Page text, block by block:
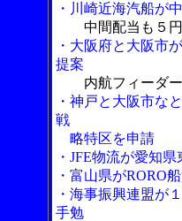
・川崎近海汽船が
中間配当も５
・大阪府と大阪市
提案
内航フィーダ
・神戸と大阪市な
戦
略特区を申請
・JFE物流が愛知
・富山県がRORO
・海事振興連盟が
手勉